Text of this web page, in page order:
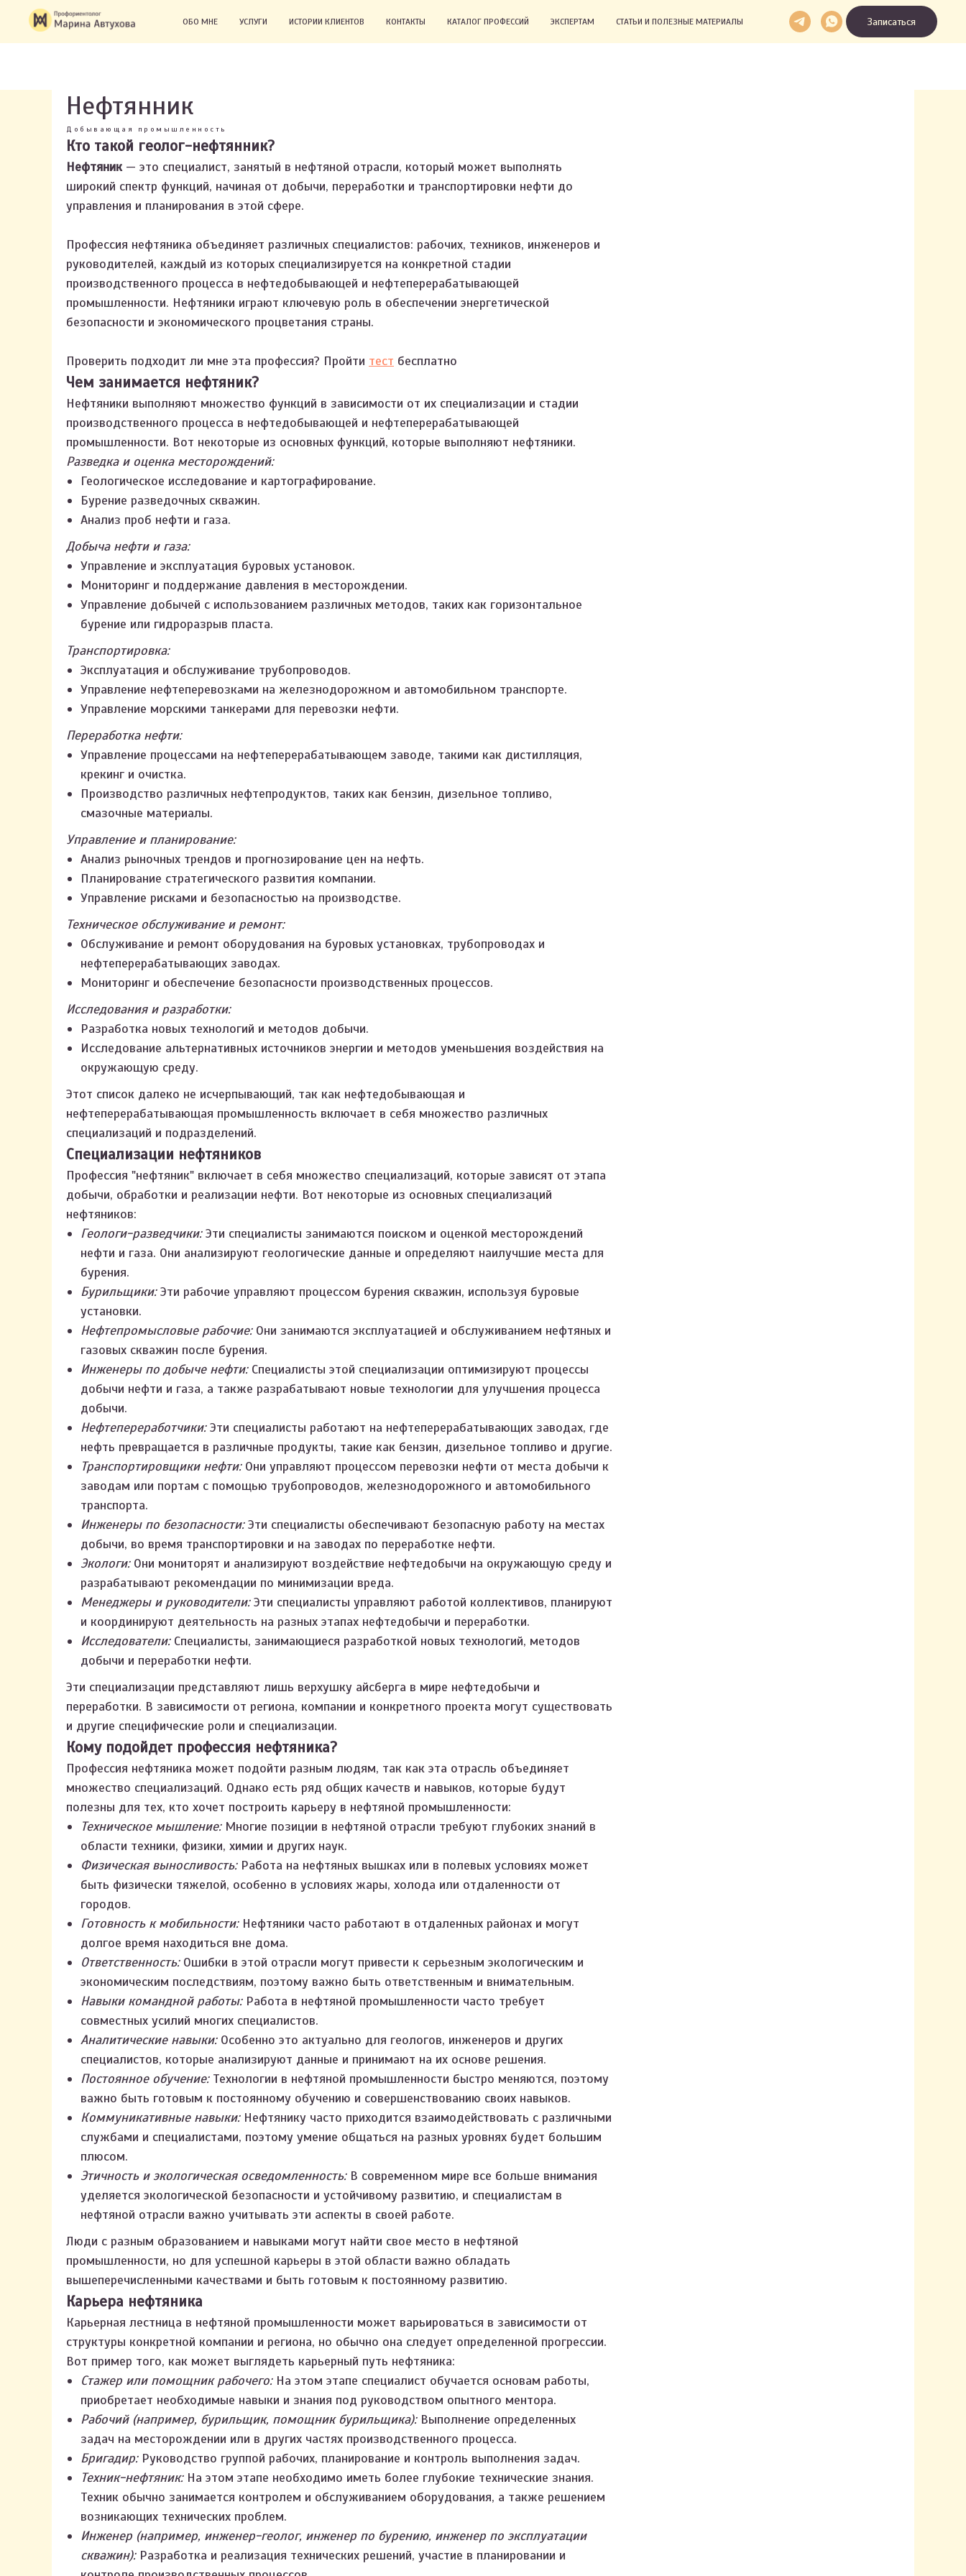
ОБО МНЕ УСЛУГИ ИСТОРИИ КЛИЕНТОВ КОНТАКТЫ КАТАЛОГ ПРОФЕССИЙ ЭКСПЕРТАМ СТАТЬИ И ПОЛЕЗНЫЕ МАТЕРИАЛЫ Записаться
Нефтянник
Добывающая промышленность
Кто такой геолог-нефтянник?
Нефтяник — это специалист, занятый в нефтяной отрасли, который может выполнять
широкий спектр функций, начиная от добычи, переработки и транспортировки нефти до
управления и планирования в этой сфере.
Профессия нефтяника объединяет различных специалистов: рабочих, техников, инженеров и
руководителей, каждый из которых специализируется на конкретной стадии
производственного процесса в нефтедобывающей и нефтеперерабатывающей
промышленности. Нефтяники играют ключевую роль в обеспечении энергетической
безопасности и экономического процветания страны.
Проверить подходит ли мне эта профессия? Пройти тест бесплатно
Чем занимается нефтяник?
Нефтяники выполняют множество функций в зависимости от их специализации и стадии
производственного процесса в нефтедобывающей и нефтеперерабатывающей
промышленности. Вот некоторые из основных функций, которые выполняют нефтяники.
Разведка и оценка месторождений:
Геологическое исследование и картографирование.
Бурение разведочных скважин.
Анализ проб нефти и газа.
Добыча нефти и газа:
Управление и эксплуатация буровых установок.
Мониторинг и поддержание давления в месторождении.
Управление добычей с использованием различных методов, таких как горизонтальное
бурение или гидроразрыв пласта.
Транспортировка:
Эксплуатация и обслуживание трубопроводов.
Управление нефтеперевозками на железнодорожном и автомобильном транспорте.
Управление морскими танкерами для перевозки нефти.
Переработка нефти:
Управление процессами на нефтеперерабатывающем заводе, такими как дистилляция,
крекинг и очистка.
Производство различных нефтепродуктов, таких как бензин, дизельное топливо,
смазочные материалы.
Управление и планирование:
Анализ рыночных трендов и прогнозирование цен на нефть.
Планирование стратегического развития компании.
Управление рисками и безопасностью на производстве.
Техническое обслуживание и ремонт:
Обслуживание и ремонт оборудования на буровых установках, трубопроводах и
нефтеперерабатывающих заводах.
Мониторинг и обеспечение безопасности производственных процессов.
Исследования и разработки:
Разработка новых технологий и методов добычи.
Исследование альтернативных источников энергии и методов уменьшения воздействия на
окружающую среду.
Этот список далеко не исчерпывающий, так как нефтедобывающая и
нефтеперерабатывающая промышленность включает в себя множество различных
специализаций и подразделений.
Специализации нефтяников
Профессия "нефтяник" включает в себя множество специализаций, которые зависят от этапа
добычи, обработки и реализации нефти. Вот некоторые из основных специализаций
нефтяников:
Геологи-разведчики:Эти специалисты занимаются поиском и оценкой месторождений
нефти и газа. Они анализируют геологические данные и определяют наилучшие места для
бурения.
Бурильщики:Эти рабочие управляют процессом бурения скважин, используя буровые
установки.
Нефтепромысловые рабочие:Они занимаются эксплуатацией и обслуживанием нефтяных и
газовых скважин после бурения.
Инженеры по добыче нефти:Специалисты этой специализации оптимизируют процессы
добычи нефти и газа, а также разрабатывают новые технологии для улучшения процесса
добычи.
Нефтепереработчики:Эти специалисты работают на нефтеперерабатывающих заводах, где
нефть превращается в различные продукты, такие как бензин, дизельное топливо и другие.
Транспортировщики нефти:Они управляют процессом перевозки нефти от места добычи к
заводам или портам с помощью трубопроводов, железнодорожного и автомобильного
транспорта.
Инженеры по безопасности:Эти специалисты обеспечивают безопасную работу на местах
добычи, во время транспортировки и на заводах по переработке нефти.
Экологи:Они мониторят и анализируют воздействие нефтедобычи на окружающую среду и
разрабатывают рекомендации по минимизации вреда.
Менеджеры и руководители:Эти специалисты управляют работой коллективов, планируют
и координируют деятельность на разных этапах нефтедобычи и переработки.
Исследователи:Специалисты, занимающиеся разработкой новых технологий, методов
добычи и переработки нефти.
Эти специализации представляют лишь верхушку айсберга в мире нефтедобычи и
переработки. В зависимости от региона, компании и конкретного проекта могут существовать
и другие специфические роли и специализации.
Кому подойдет профессия нефтяника?
Профессия нефтяника может подойти разным людям, так как эта отрасль объединяет
множество специализаций. Однако есть ряд общих качеств и навыков, которые будут
полезны для тех, кто хочет построить карьеру в нефтяной промышленности:
Техническое мышление:Многие позиции в нефтяной отрасли требуют глубоких знаний в
области техники, физики, химии и других наук.
Физическая выносливость:Работа на нефтяных вышках или в полевых условиях может
быть физически тяжелой, особенно в условиях жары, холода или отдаленности от
городов.
Готовность к мобильности:Нефтяники часто работают в отдаленных районах и могут
долгое время находиться вне дома.
Ответственность:Ошибки в этой отрасли могут привести к серьезным экологическим и
экономическим последствиям, поэтому важно быть ответственным и внимательным.
Навыки командной работы:Работа в нефтяной промышленности часто требует
совместных усилий многих специалистов.
Аналитические навыки:Особенно это актуально для геологов, инженеров и других
специалистов, которые анализируют данные и принимают на их основе решения.
Постоянное обучение:Технологии в нефтяной промышленности быстро меняются, поэтому
важно быть готовым к постоянному обучению и совершенствованию своих навыков.
Коммуникативные навыки:Нефтянику часто приходится взаимодействовать с различными
службами и специалистами, поэтому умение общаться на разных уровнях будет большим
плюсом.
Этичность и экологическая осведомленность:В современном мире все больше внимания
уделяется экологической безопасности и устойчивому развитию, и специалистам в
нефтяной отрасли важно учитывать эти аспекты в своей работе.
Люди с разным образованием и навыками могут найти свое место в нефтяной
промышленности, но для успешной карьеры в этой области важно обладать
вышеперечисленными качествами и быть готовым к постоянному развитию.
Карьера нефтяника
Карьерная лестница в нефтяной промышленности может варьироваться в зависимости от
структуры конкретной компании и региона, но обычно она следует определенной прогрессии.
Вот пример того, как может выглядеть карьерный путь нефтяника:
Стажер или помощник рабочего:На этом этапе специалист обучается основам работы,
приобретает необходимые навыки и знания под руководством опытного ментора.
Рабочий (например, бурильщик, помощник бурильщика):Выполнение определенных
задач на месторождении или в других частях производственного процесса.
Бригадир:Руководство группой рабочих, планирование и контроль выполнения задач.
Техник-нефтяник:На этом этапе необходимо иметь более глубокие технические знания.
Техник обычно занимается контролем и обслуживанием оборудования, а также решением
возникающих технических проблем.
Инженер (например, инженер-геолог, инженер по бурению, инженер по эксплуатации
скважин):Разработка и реализация технических решений, участие в планировании и